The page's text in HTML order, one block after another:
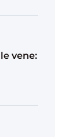
vene: